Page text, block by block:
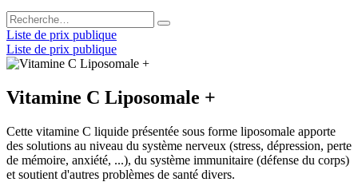
Liste de prix publique
Liste de prix publique
Vitamine C Liposomale +
Cette vitamine C liquide présentée sous forme liposomale apporte
des solutions au niveau du système nerveux (stress, dépression, perte
de mémoire, anxiété, ...), du système immunitaire (défense du corps)
et soutient d'autres problèmes de santé divers.